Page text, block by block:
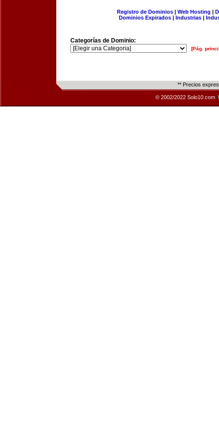
Registro de Dominios| Web Hosting |
Dominios Expirados | Industrias |
Categorías de Dominio:
[Pág.
** Precios
© 2002/2022 Solo10.com